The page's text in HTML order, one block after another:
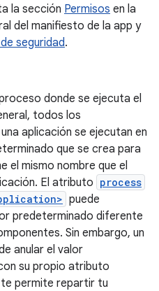
la sección Permisos en la
del manifiesto de la app y
seguridad.
donde se ejecuta el
todos los
aplicación se ejecutan en
que se crea para
el mismo nombre que el
El atributo process
puede
predeterminado diferente
Sin embargo, un
anular el valor
su propio atributo
te permite repartir tu